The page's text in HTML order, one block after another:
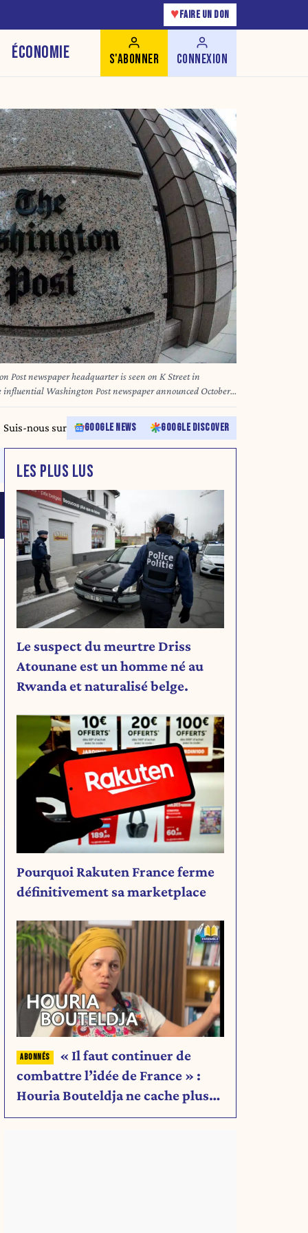
♥ FAIRE UN DON
ÉCONOMIE S'ABONNER CONNEXION
Post newspaper headquarter is seen on K Street in
Washington Post newspaper announced October
Kamala Harris nor Republican Donald Trump in the US
Suis-nous sur GOOGLE NEWS GOOGLE DISCOVER
LES PLUS LUS
Le suspect du meurtre Driss
Atounane est un homme né au
Rwanda et naturalisé belge.
Pourquoi Rakuten France ferme
définitivement sa marketplace
« Il faut continuer de
combattre l’idée de France » :
Houria Bouteldja ne cache plus
rien de son projet